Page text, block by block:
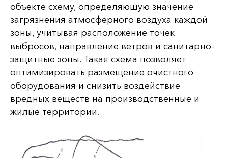
объекте схему, определяющую значение
загрязнения атмосферного воздуха каждой
зоны, учитывая расположение точек
выбросов, направление ветров и санитарно-
защитные зоны. Такая схема позволяет
оптимизировать размещение очистного
оборудования и снизить воздействие
вредных веществ на производственные и
жилые территории.